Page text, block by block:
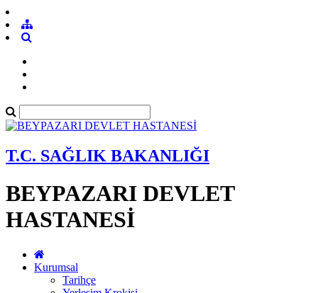
T.C. SAĞLIK BAKANLIĞI
BEYPAZARI DEVLET
HASTANESİ
Kurumsal
Tarihçe